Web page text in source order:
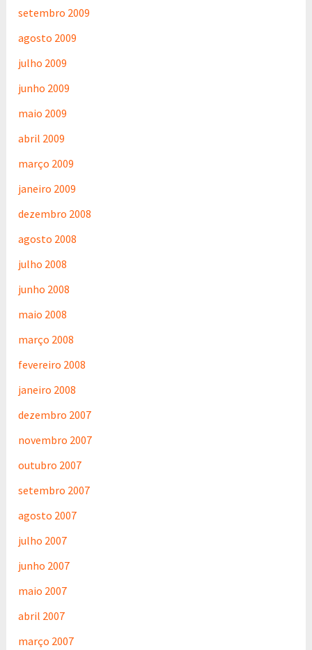
setembro 2009
agosto 2009
julho 2009
junho 2009
maio 2009
abril 2009
março 2009
janeiro 2009
dezembro 2008
agosto 2008
julho 2008
junho 2008
maio 2008
março 2008
fevereiro 2008
janeiro 2008
dezembro 2007
novembro 2007
outubro 2007
setembro 2007
agosto 2007
julho 2007
junho 2007
maio 2007
abril 2007
março 2007